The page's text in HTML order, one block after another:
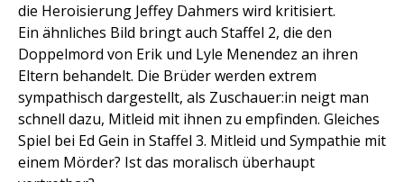
die Heroisierung Jeffey Dahmers wird kritisiert.
Ein ähnliches Bild bringt auch Staffel 2, die den
Doppelmord von Erik und Lyle Menendez an ihren
Eltern behandelt. Die Brüder werden extrem
sympathisch dargestellt, als Zuschauer:in neigt man
schnell dazu, Mitleid mit ihnen zu empfinden. Gleiches
Spiel bei Ed Gein in Staffel 3. Mitleid und Sympathie mit
einem Mörder? Ist das moralisch überhaupt